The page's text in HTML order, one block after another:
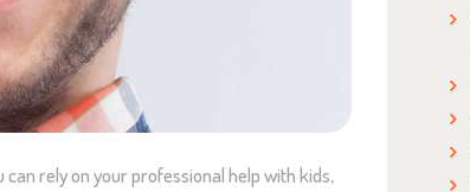
rely on your professional help with kids,